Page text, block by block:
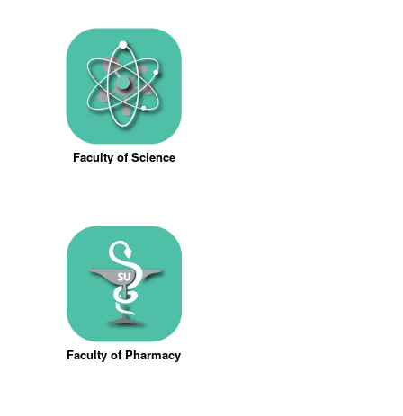
Faculty of Science
Faculty of Pharmacy